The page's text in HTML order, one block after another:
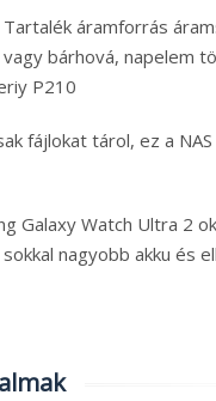
Tartalék áramforrás
bárhová, napelem
P210
fájlokat tárol, ez a
Galaxy Watch Ultra 2
nagyobb akku és